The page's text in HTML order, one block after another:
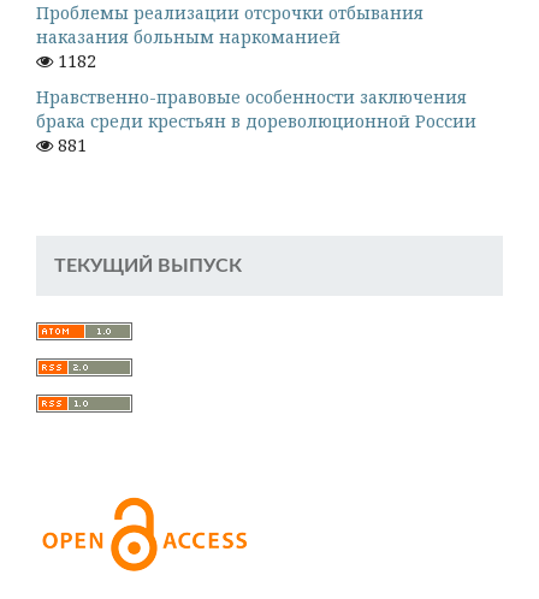
Проблемы реализации отсрочки отбывания
наказания больным наркоманией
1182
Нравственно-правовые особенности заключения
брака среди крестьян в дореволюционной России
881
ТЕКУЩИЙ ВЫПУСК